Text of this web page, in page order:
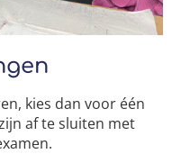
kies dan voor één
af te sluiten met